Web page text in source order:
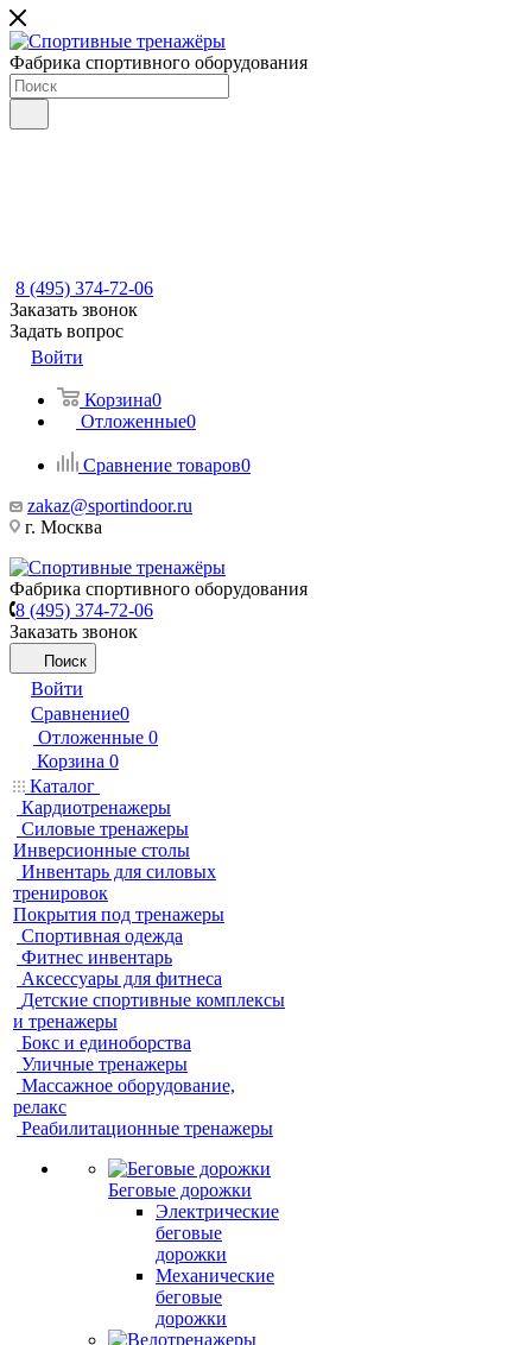
Фабрика спортивного оборудования
8 (495) 374-72-06
Заказать звонок
Задать вопрос
Войти
Корзина0
Отложенные0
Сравнение товаров0
zakaz@sportindoor.ru
г. Москва
Фабрика спортивного оборудования
8 (495) 374-72-06
Заказать звонок
Поиск
Войти
Сравнение0
Отложенные 0
Корзина 0
Каталог
Кардиотренажеры
Силовые тренажеры
Инверсионные столы
Инвентарь для силовых
тренировок
Покрытия под тренажеры
Спортивная одежда
Фитнес инвентарь
Аксессуары для фитнеса
Детские спортивные комплексы
и тренажеры
Бокс и единоборства
Уличные тренажеры
Массажное оборудование,
релакс
Реабилитационные тренажеры
Беговые дорожки
Электрические
беговые
дорожки
Механические
беговые
дорожки